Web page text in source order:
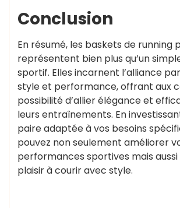
Conclusion
En résumé, les baskets de running
représentent bien plus qu’un
sportif. Elles incarnent l’alliance
style et performance, offrant aux
possibilité d’allier élégance et
leurs entraînements. En
paire adaptée à vos besoins
pouvez non seulement améliorer
performances sportives mais
plaisir à courir avec style.